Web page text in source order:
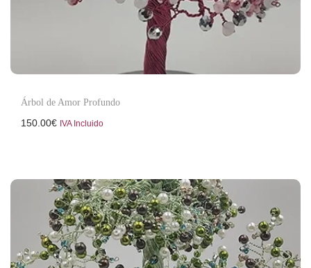
Árbol de Amor Profundo
150.00€ IVA Incluido